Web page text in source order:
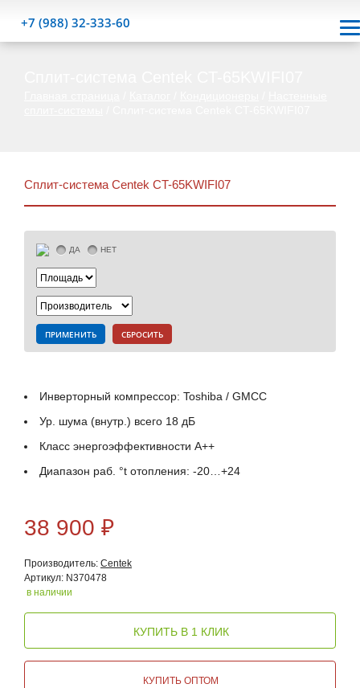
+7 (988) 32-333-60
Сплит-система Centek CT-65KWIFI07
ДА НЕТ
ПРИМЕНИТЬ СБРОСИТЬ
Инверторный компрессор: Toshiba / GMCC
Ур. шума (внутр.) всего 18 дБ
Класс энергоэффективности А++
Диапазон раб. °t отопления: -20…+24
38 900 ₽
Производитель: Centek
Артикул: N370478
в наличии
КУПИТЬ В 1 КЛИК
КУПИТЬ ОПТОМ